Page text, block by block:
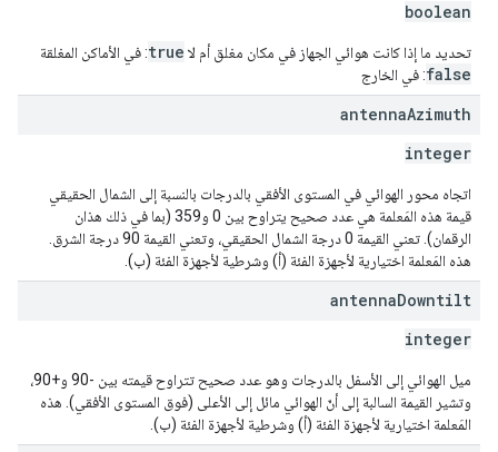
boolean
تحديد ما إذا كانت هوائي الجهاز في مكان مغلق أم لا ‫ true: في الأماكن المغلقة
false: في الخارج
antennaAzimuth
integer
اتجاه محور الهوائي في المستوى الأفقي بالدرجات بالنسبة إلى الشمال الحقيقي
قيمة هذه المَعلمة هي عدد صحيح يتراوح بين 0 و359 (بما في ذلك هذان
الرقمان). تعني القيمة 0 درجة الشمال الحقيقي، وتعني القيمة 90 درجة الشرق.
هذه المَعلمة اختيارية لأجهزة الفئة (أ) وشرطية لأجهزة الفئة (ب).
antennaDowntilt
integer
ميل الهوائي إلى الأسفل بالدرجات وهو عدد صحيح تتراوح قيمته بين -90 و+90،
وتشير القيمة السالبة إلى أنّ الهوائي مائل إلى الأعلى (فوق المستوى الأفقي). هذه
المَعلمة اختيارية لأجهزة الفئة (أ) وشرطية لأجهزة الفئة (ب).